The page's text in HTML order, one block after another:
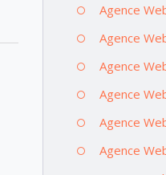
Agence
Agence
Agence
Agence
Agence
Agence